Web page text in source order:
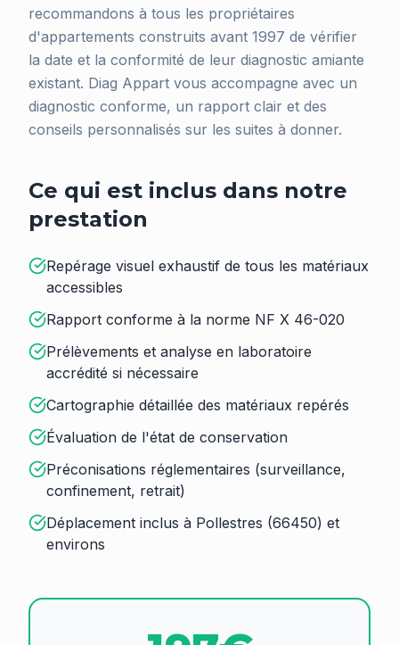
recommandons à tous les propriétaires
d'appartements construits avant 1997 de vérifier
la date et la conformité de leur diagnostic amiante
existant. Diag Appart vous accompagne avec un
diagnostic conforme, un rapport clair et des
conseils personnalisés sur les suites à donner.
Ce qui est inclus dans notre
prestation
Repérage visuel exhaustif de tous les matériaux
accessibles
Rapport conforme à la norme NF X 46-020
Prélèvements et analyse en laboratoire
accrédité si nécessaire
Cartographie détaillée des matériaux repérés
Évaluation de l'état de conservation
Préconisations réglementaires (surveillance,
confinement, retrait)
Déplacement inclus à Pollestres (66450) et
environs